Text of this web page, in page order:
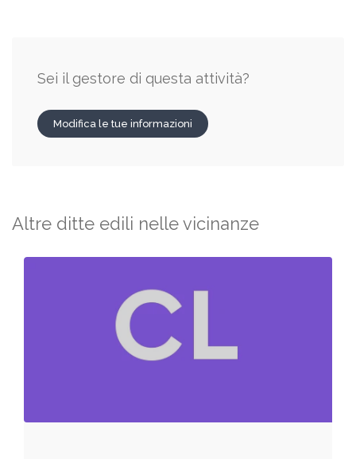
Sei il gestore di questa attività?
Modifica le tue informazioni
Altre ditte edili nelle vicinanze